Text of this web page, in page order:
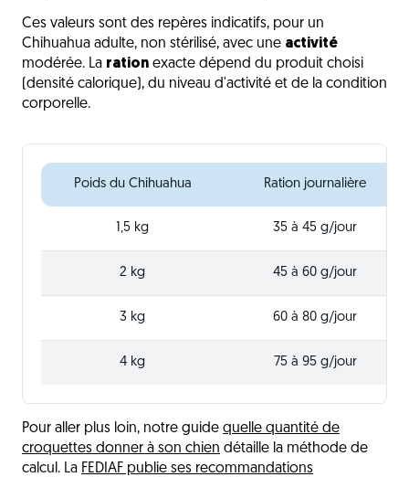
Ces valeurs sont des repères indicatifs, pour un
Chihuahua adulte, non stérilisé, avec une activité
modérée. La ration exacte dépend du produit choisi
(densité calorique), du niveau d'activité et de la condition
corporelle.
Poids du Chihuahua Ration journalière
1,5 kg 35 à 45 g/jour
2 kg 45 à 60 g/jour
3 kg 60 à 80 g/jour
4 kg 75 à 95 g/jour
Pour aller plus loin, notre guide quelle quantité de
croquettes donner à son chien détaille la méthode de
calcul. La FEDIAF publie ses recommandations